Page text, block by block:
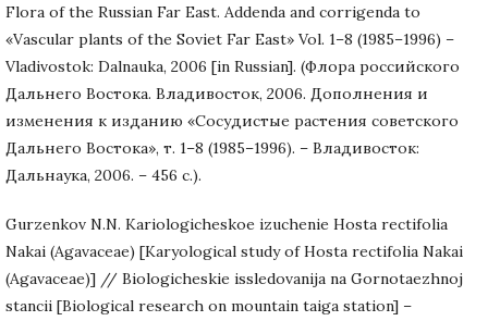
Flora of the Russian Far East. Addenda and corrigenda to
«Vascular plants of the Soviet Far East» Vol. 1–8 (1985–1996) –
Vladivostok: Dalnauka, 2006 [in Russian]. (Флора российского
Дальнего Востока. Владивосток, 2006. Дополнения и
изменения к изданию «Сосудистые растения советского
Дальнего Востока», т. 1–8 (1985–1996). – Владивосток:
Дальнаука, 2006. – 456 с.).
Gurzenkov N.N. Kariologicheskoe izuchenie Hosta rectifolia
Nakai (Agavaceae) [Karyological study of Hosta rectifolia Nakai
(Agavaceae)] // Biologicheskie issledovanija na Gornotaezhnoj
stancii [Biological research on mountain taiga station] –